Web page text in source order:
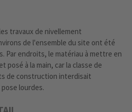
travaux de nivellement
de l'ensemble du site ont été
Par endroits, le matériau à mettre en
posé à la main, car la classe de
de construction interdisait
lourdes.